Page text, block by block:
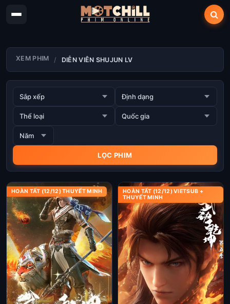
XEM PHIM DIỄN VIÊN SHUJUN LV
HOÀN TẤT (12/12) THUYẾT MINH
HOÀN TẤT (12/12) VIETSUB +
THUYẾT MINH